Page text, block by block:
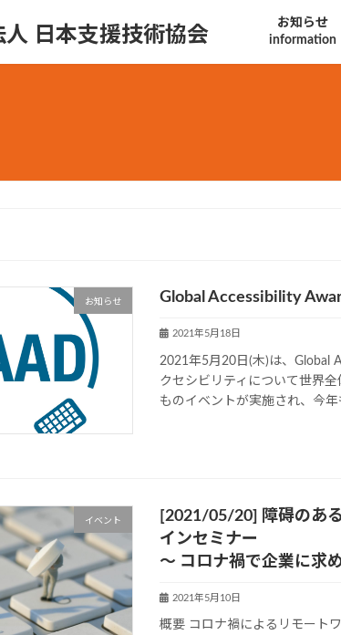
人 日本支援技術協会
お知らせ
information
お知らせ Global Accessibility
2021年5月18日
2021年5月20日(木)は、Global
クセシビリティについて世界
ものイベントが実施され、今
イベント
[2021/05/20] 障碍のあ
インセミナー
～ コロナ禍で企業に求
2021年5月10日
概要 コロナ禍によるリモート